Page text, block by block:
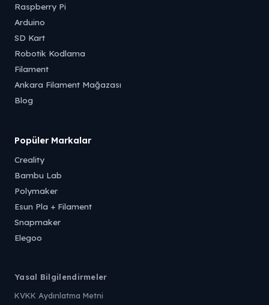
Raspberry Pi
Arduino
SD Kart
Robotik Kodlama
Filament
Ankara Filament Mağazası
Blog
Popüler Markalar
Creality
Bambu Lab
Polymaker
Esun Pla + Filament
Snapmaker
Elegoo
Yasal Bilgilendirmeler
KVKK Aydınlatma Metni